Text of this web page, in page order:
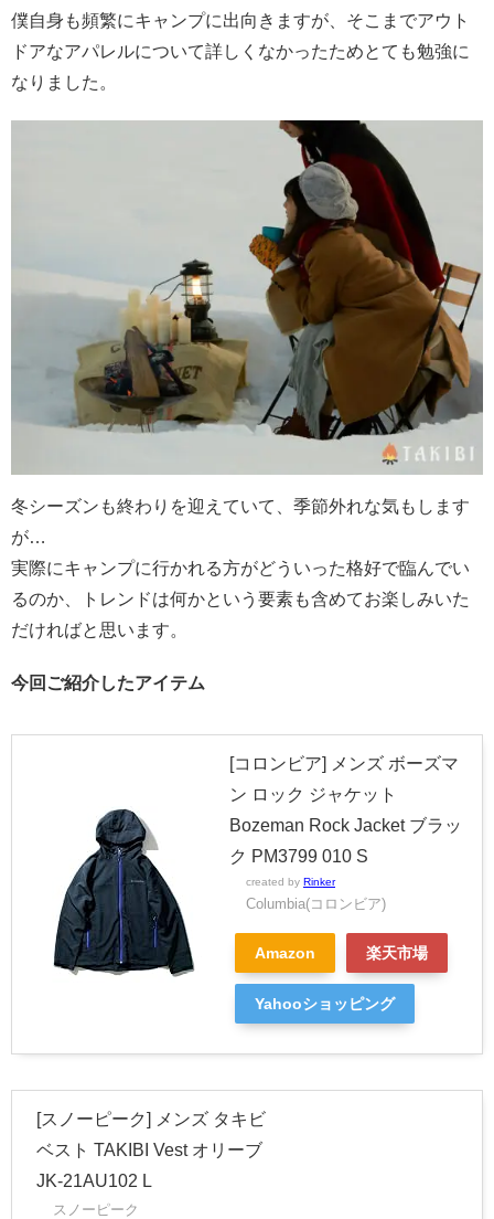
僕自身も頻繁にキャンプに出向きますが、そこまでアウト
ドアなアパレルについて詳しくなかったためとても勉強に
なりました。
冬シーズンも終わりを迎えていて、季節外れな気もします
が…
実際にキャンプに行かれる方がどういった格好で臨んでい
るのか、トレンドは何かという要素も含めてお楽しみいた
だければと思います。
今回ご紹介したアイテム
[コロンビア] メンズ ボーズマ
ン ロック ジャケット
Bozeman Rock Jacket ブラッ
ク PM3799 010 S
created by Rinker
Columbia(コロンビア)
Amazon 楽天市場
Yahooショッピング
[スノーピーク] メンズ タキビ
ベスト TAKIBI Vest オリーブ
JK-21AU102 L
スノーピーク